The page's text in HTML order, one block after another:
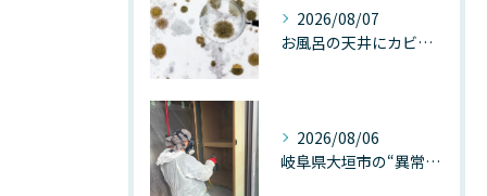
2026/08/07
お風呂の天井にカビが生えたら要注意！2026年8月の猛暑・高湿度で急増する浴室カビの原因と正しい対策
2026/08/06
岐阜県大垣市の“異常に高い気温”が建物内部を腐らせる──深層カビが爆発的に増える本当の理由